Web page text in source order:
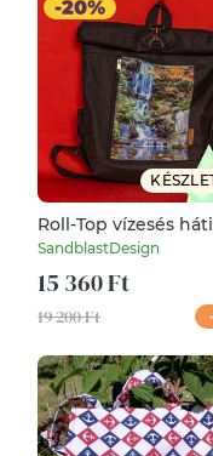
Roll-Top vízesés
SandblastDesign
15 360 Ft
19 200 Ft